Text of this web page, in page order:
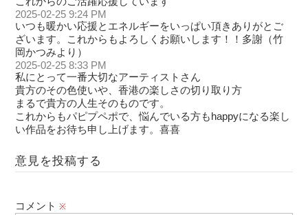
2025-02-25 9:24 PM
いつも暖かい応援とエネルギーをいっぱい頂きありがとご
ざいます。これからもよろしくお願いします！！多謝（竹
岡かつみより）
2025-02-25 8:33 PM
私にとって一番大切なアーティストさん
貴方のその色使いや、香港の楽しさの切り取り方
まるで貴方の人生そのものです。
これからもパピプペポで、悩んでいる方もhappyになる楽し
い作品をお待ち申し上げます。喜喜
意見を投稿する
コメント※